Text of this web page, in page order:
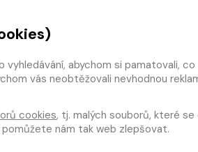
smlouvy
abychom si pamatovali,
vás neobtěžovali nevhodnou
cookies, tj. malých souborů, které se
pomůžete nám tak web zlepšovat.